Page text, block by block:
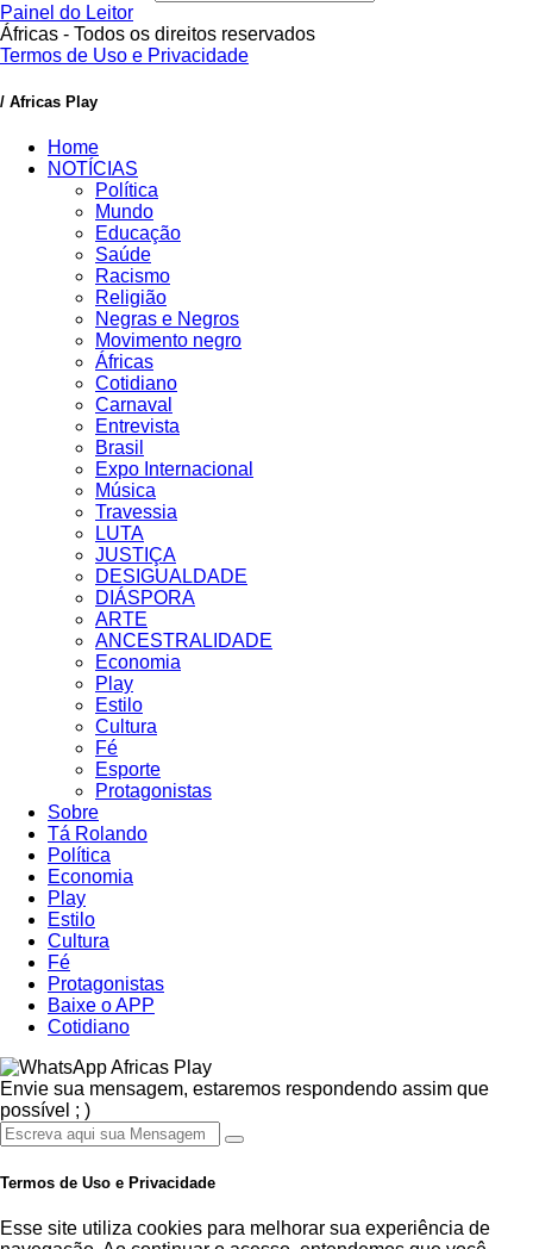
Painel do Leitor
Áfricas - Todos os direitos reservados
Termos de Uso e Privacidade
/ Africas Play
Home
NOTÍCIAS
Política
Mundo
Educação
Saúde
Racismo
Religião
Negras e Negros
Movimento negro
Áfricas
Cotidiano
Carnaval
Entrevista
Brasil
Expo Internacional
Música
Travessia
LUTA
JUSTIÇA
DESIGUALDADE
DIÁSPORA
ARTE
ANCESTRALIDADE
Economia
Play
Estilo
Cultura
Fé
Esporte
Protagonistas
Sobre
Tá Rolando
Política
Economia
Play
Estilo
Cultura
Fé
Protagonistas
Baixe o APP
Cotidiano
Africas Play
Envie sua mensagem, estaremos respondendo assim que
possível ; )
Termos de Uso e Privacidade
Esse site utiliza cookies para melhorar sua experiência de